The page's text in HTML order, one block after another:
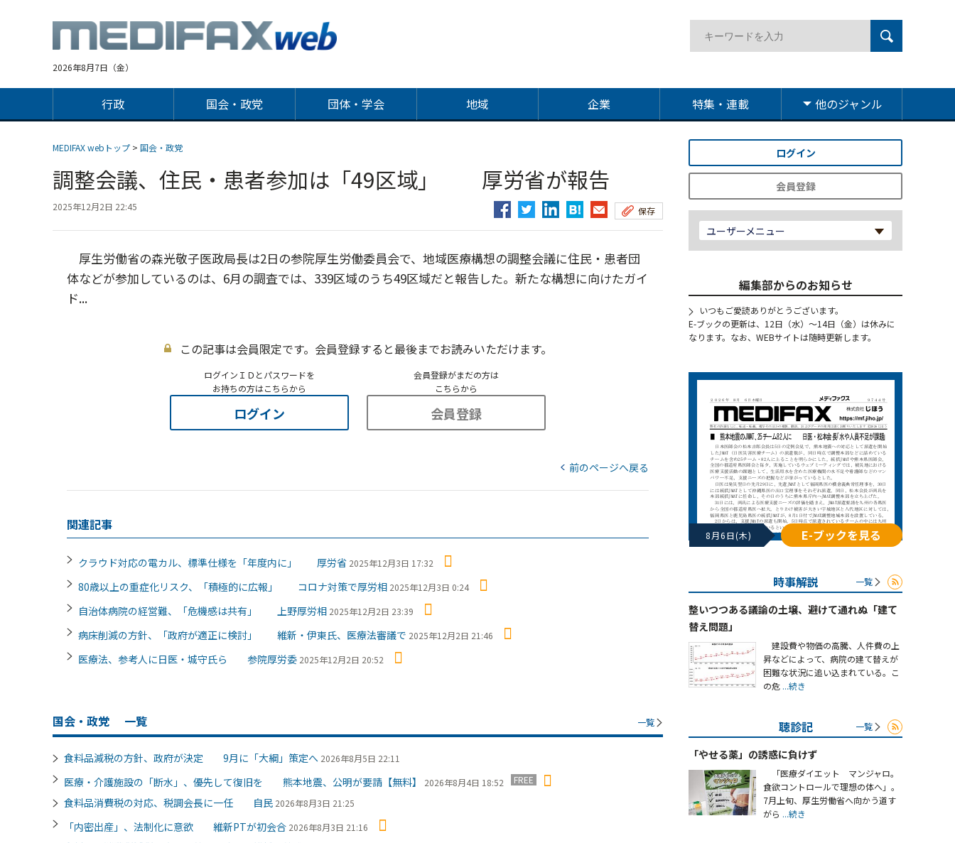
2026年8月7日（金）
行政 国会・政党 団体・学会 地域 企業 特集・連載 他のジャンル
MEDIFAX webトップ > 国会・政党
調整会議、住民・患者参加は「49区域」 厚労省が報告
2025年12月2日 22:45 保存
厚生労働省の森光敬子医政局長は2日の参院厚生労働委員会で、地域医療構想の調整会議に住民・患者団
体などが参加しているのは、6月の調査では、339区域のうち49区域だと報告した。新たな構想に向けたガイ
ド...
この記事は会員限定です。会員登録すると最後までお読みいただけます。
ログインＩＤとパスワードを
お持ちの方はこちらから
ログイン
会員登録がまだの方は
こちらから
会員登録
前のページへ戻る
関連記事
クラウド対応の電カル、標準仕様を「年度内に」 厚労省 2025年12月3日 17:32
80歳以上の重症化リスク、「積極的に広報」 コロナ対策で厚労相 2025年12月3日 0:24
自治体病院の経営難、「危機感は共有」 上野厚労相 2025年12月2日 23:39
病床削減の方針、「政府が適正に検討」 維新・伊東氏、医療法審議で 2025年12月2日 21:46
医療法、参考人に日医・城守氏ら 参院厚労委 2025年12月2日 20:52
国会・政党 一覧 一覧
食料品減税の方針、政府が決定 9月に「大綱」策定へ 2026年8月5日 22:11
医療・介護施設の「断水」、優先して復旧を 熊本地震、公明が要請【無料】 2026年8月4日 18:52 FREE
食料品消費税の対応、税調会長に一任 自民 2026年8月3日 21:25
「内密出産」、法制化に意欲 維新PTが初会合 2026年8月3日 21:16
ログイン
会員登録
ユーザーメニュー
編集部からのお知らせ
いつもご愛読ありがとうございます。
E-ブックの更新は、12日（水）～14日（金）は休みに
なります。なお、WEBサイトは随時更新します。
8月6日(木) E-ブックを見る
時事解説 一覧
整いつつある議論の土壌、避けて通れぬ「建て
替え問題」
建設費や物価の高騰、人件費の上
昇などによって、病院の建て替えが
困難な状況に追い込まれている。こ
の危 ...続き
聴診記 一覧
「やせる薬」の誘惑に負けず
「医療ダイエット マンジャロ。
食欲コントロールで理想の体へ」。
7月上旬、厚生労働省へ向かう道す
がら ...続き